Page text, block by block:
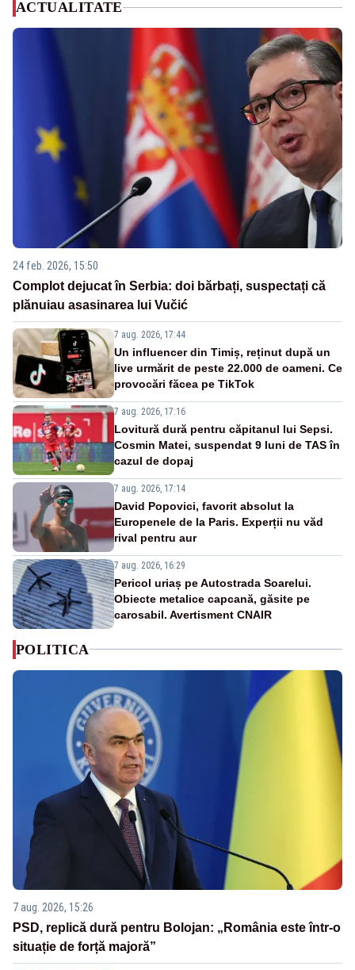
ACTUALITATE
24 feb. 2026, 15:50
Complot dejucat în Serbia: doi bărbați, suspectați că
plănuiau asasinarea lui Vučić
7 aug. 2026, 17:44
Un influencer din Timiș, reținut după un
live urmărit de peste 22.000 de oameni. Ce
provocări făcea pe TikTok
7 aug. 2026, 17:16
Lovitură dură pentru căpitanul lui Sepsi.
Cosmin Matei, suspendat 9 luni de TAS în
cazul de dopaj
7 aug. 2026, 17:14
David Popovici, favorit absolut la
Europenele de la Paris. Experții nu văd
rival pentru aur
7 aug. 2026, 16:29
Pericol uriaș pe Autostrada Soarelui.
Obiecte metalice capcană, găsite pe
carosabil. Avertisment CNAIR
POLITICA
7 aug. 2026, 15:26
PSD, replică dură pentru Bolojan: „România este într-o
situație de forță majoră”